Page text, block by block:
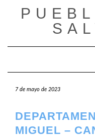
7 de mayo de 2023
MIGUEL –